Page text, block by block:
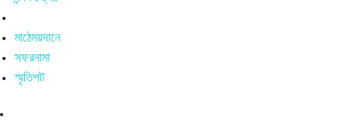
মাঠেময়দানে
সফরনামা
স্মৃতিপট